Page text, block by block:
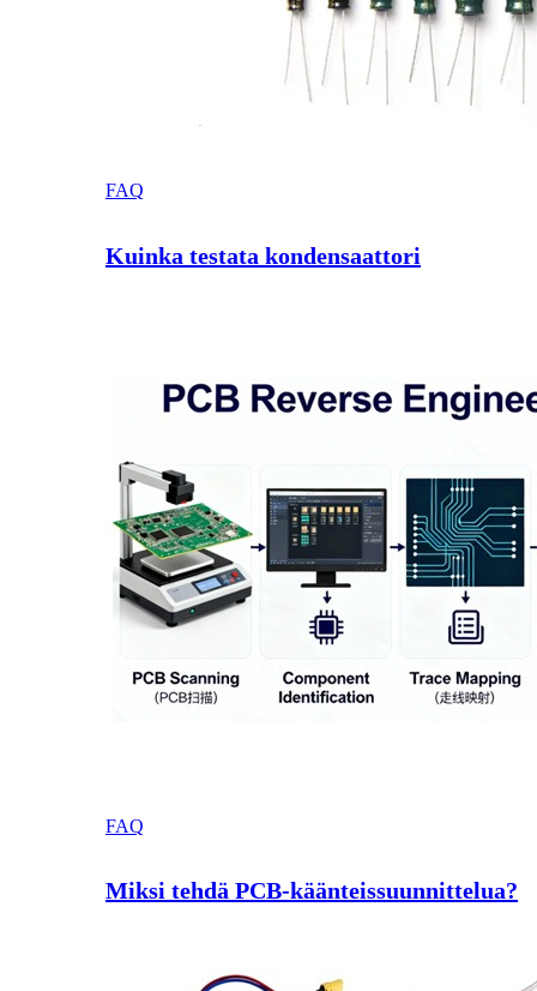
FAQ
Kuinka testata kondensaattori
FAQ
Miksi tehdä PCB-käänteissuunnittelua?